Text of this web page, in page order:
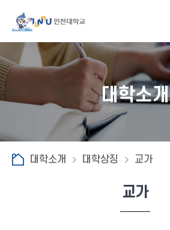
대학소개
대학소개 대학상징 교가
교가